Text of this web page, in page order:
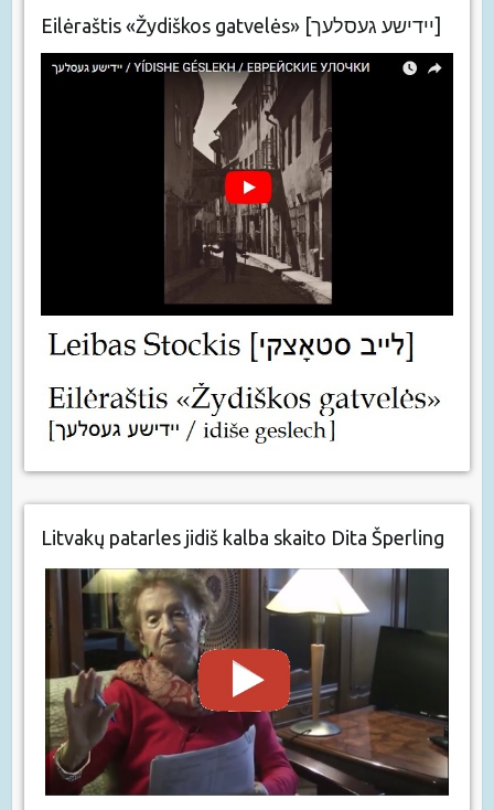
Eilėraštis «Žydiškos gatvelės» [יידישע געסלעך]
Litvakų patarles jidiš kalba skaito Dita Šperling